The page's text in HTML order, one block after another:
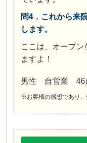
問4．これから来
します。
ここは、オープ
ますよ！
男性 自営業 46
※お客様の感想であり、